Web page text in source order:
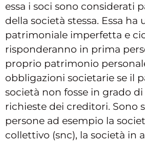
essa i soci sono considerati
della società stessa. Essa ha
patrimoniale imperfetta e
risponderanno in prima
proprio patrimonio
obbligazioni societarie se il
società non fosse in grado
richieste dei creditori. Sono
persone ad esempio la
collettivo (snc), la società in